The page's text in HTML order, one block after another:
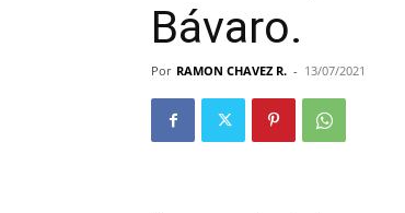
Bávaro.
Por RAMON CHAVEZ R. - 13/07/2021